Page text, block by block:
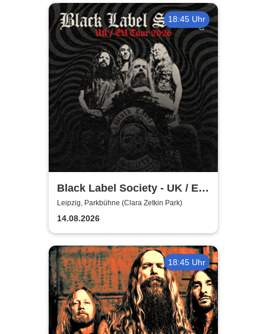
18:45 Uhr
Black Label Society - UK / EU
TOUR 2026
Leipzig, Parkbühne (Clara Zetkin Park)
14.08.2026
18:45 Uhr